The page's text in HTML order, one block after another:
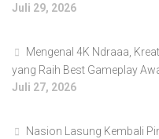
Juli 29, 2026
Mengenal 4K Ndraaa,
yang Raih Best Gameplay
Juli 27, 2026
Nasion Lasung Kembali